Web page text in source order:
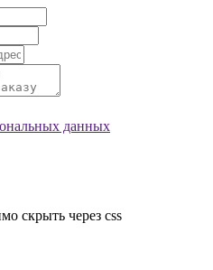
данных
скрыть через css